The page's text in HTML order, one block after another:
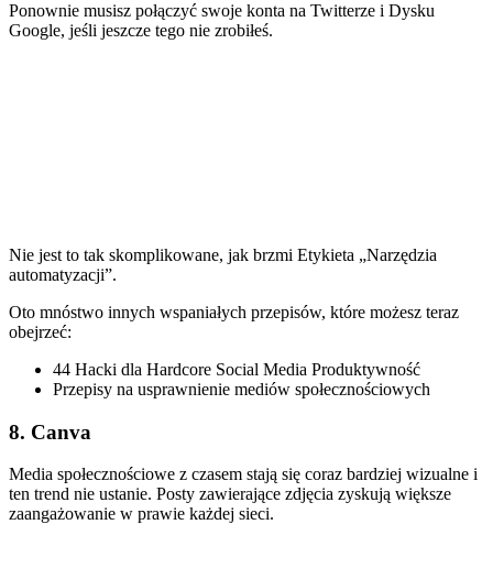
Ponownie musisz połączyć swoje konta na Twitterze i Dysku
Google, jeśli jeszcze tego nie zrobiłeś.
Nie jest to tak skomplikowane, jak brzmi Etykieta „Narzędzia
automatyzacji”.
Oto mnóstwo innych wspaniałych przepisów, które możesz teraz
obejrzeć:
44 Hacki dla Hardcore Social Media Produktywność
Przepisy na usprawnienie mediów społecznościowych
8. Canva
Media społecznościowe z czasem stają się coraz bardziej wizualne i
ten trend nie ustanie. Posty zawierające zdjęcia zyskują większe
zaangażowanie w prawie każdej sieci.